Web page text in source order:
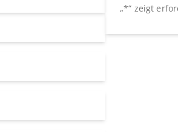
„*“ zeigt